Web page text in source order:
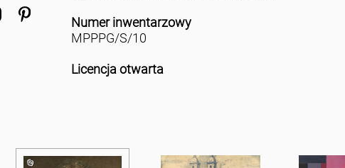
Numer inwentarzowy
MPPPG/S/10
Licencja otwarta